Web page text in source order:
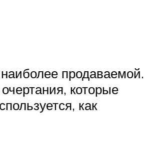
продаваемой.
которые
как